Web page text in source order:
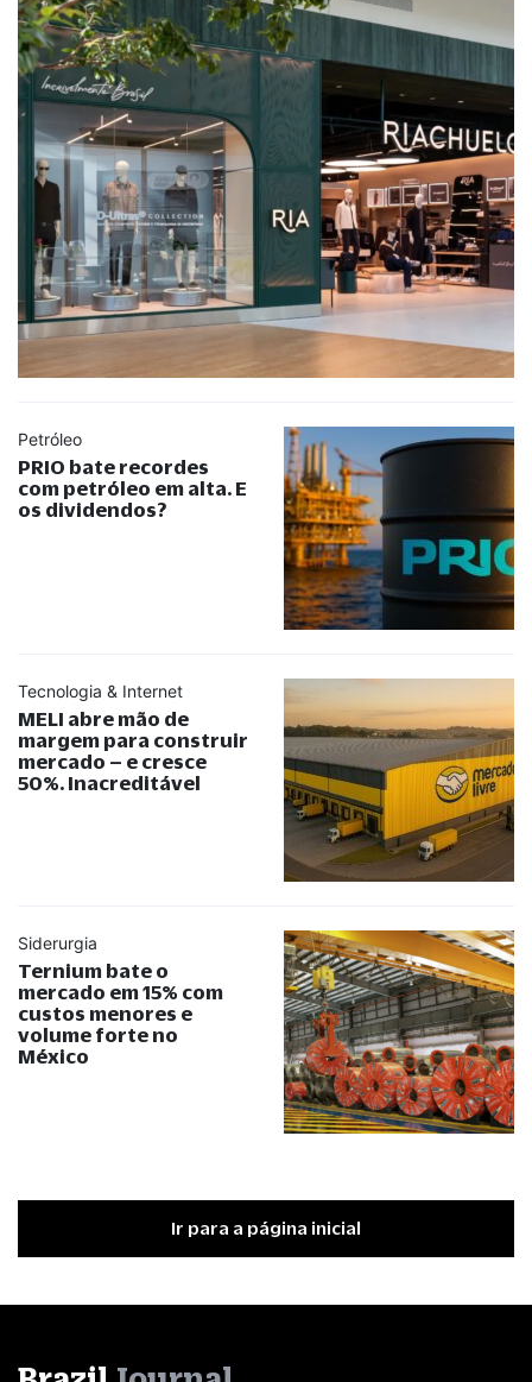
Petróleo
PRIO bate recordes
com petróleo em alta. E
os dividendos?
Tecnologia & Internet
MELI abre mão de
margem para construir
mercado – e cresce
50%. Inacreditável
Siderurgia
Ternium bate o
mercado em 15% com
custos menores e
volume forte no
México
Ir para a página inicial